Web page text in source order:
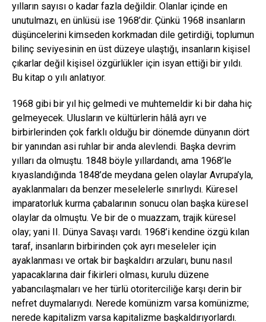
yılların sayısı o kadar fazla değildir. Olanlar içinde en
unutulmazı, en ünlüsü ise 1968’dir. Çünkü 1968 insanların
düşüncelerini kimseden korkmadan dile getirdiği, toplumun
bilinç seviyesinin en üst düzeye ulaştığı, insanların kişisel
çıkarlar değil kişisel özgürlükler için isyan ettiği bir yıldı.
Bu kitap o yılı anlatıyor.
1968 gibi bir yıl hiç gelmedi ve muhtemeldir ki bir daha hiç
gelmeyecek. Ulusların ve kültürlerin hâlâ ayrı ve
birbirlerinden çok farklı olduğu bir dönemde dünyanın dört
bir yanından asi ruhlar bir anda alevlendi. Başka devrim
yılları da olmuştu. 1848 böyle yıllardandı, ama 1968’le
kıyaslandığında 1848’de meydana gelen olaylar Avrupa’yla,
ayaklanmaları da benzer meselelerle sınırlıydı. Küresel
imparatorluk kurma çabalarının sonucu olan başka küresel
olaylar da olmuştu. Ve bir de o muazzam, trajik küresel
olay; yani II. Dünya Savaşı vardı. 1968’i kendine özgü kılan
taraf, insanların birbirinden çok ayrı meseleler için
ayaklanması ve ortak bir başkaldırı arzuları, bunu nasıl
yapacaklarına dair fikirleri olması, kurulu düzene
yabancılaşmaları ve her türlü otoriterciliğe karşı derin bir
nefret duymalarıydı. Nerede komünizm varsa komünizme;
nerede kapitalizm varsa kapitalizme başkaldırıyorlardı.